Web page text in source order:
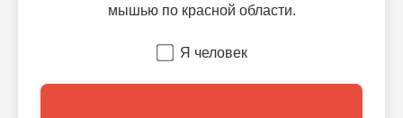
мышью по красной области.
Я человек